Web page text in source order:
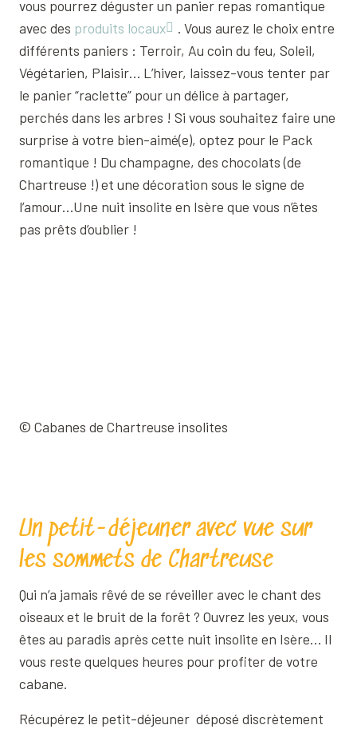
vous pourrez déguster un panier repas romantique
avec des produits locaux
. Vous aurez le choix entre
différents paniers : Terroir, Au coin du feu, Soleil,
Végétarien, Plaisir… L’hiver, laissez-vous tenter par
le panier “raclette” pour un délice à partager,
perchés dans les arbres ! Si vous souhaitez faire une
surprise à votre bien-aimé(e), optez pour le Pack
romantique ! Du champagne, des chocolats (de
Chartreuse !) et une décoration sous le signe de
l’amour…Une nuit insolite en Isère que vous n’êtes
pas prêts d’oublier !
© Cabanes de Chartreuse insolites
Un petit-déjeuner avec vue sur
les sommets de Chartreuse
Qui n’a jamais rêvé de se réveiller avec le chant des
oiseaux et le bruit de la forêt ? Ouvrez les yeux, vous
êtes au paradis après cette nuit insolite en Isère… Il
vous reste quelques heures pour profiter de votre
cabane.
Récupérez le petit-déjeuner déposé discrètement